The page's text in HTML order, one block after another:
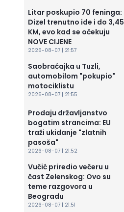
Litar poskupio 70 feninga:
Dizel trenutno ide i do 3,45
KM, evo kad se očekuju
NOVE CIJENE
2026-08-07 | 21:57
Saobraćajka u Tuzli,
automobilom "pokupio"
motociklistu
2026-08-07 | 21:55
Prodaju državljanstvo
bogatim strancima: EU
traži ukidanje "zlatnih
pasoša"
2026-08-07 | 21:52
Vučić priredio večeru u
čast Zelenskog: Ovo su
teme razgovora u
Beogradu
2026-08-07 | 21:51